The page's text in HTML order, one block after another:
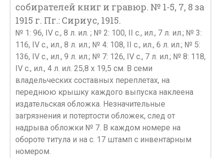
собирателей книг и гравюр. № 1-5, 7, 8 за
1915 г. Пг.: Сириус, 1915.
№ 1: 96, IV c., 8 л. ил. ; № 2: 100, II с., ил., 7 л. ил.; № 3:
116, IV с., ил., 8 л. ил.; № 4: 108, II с., ил., 6 л. ил.; № 5:
136, IV с., ил., 9 л. ил.; № 7: 126, IV с., 7 л. ил.; № 8: 118,
IV с., ил., 4 л. ил. 25,8 х 19,5 см. В семи
владельческих составных переплетах, на
переднюю крышку каждого выпуска наклеена
издательская обложка. Незначительные
загрязнения и потертости обложек, след от
надрыва обложки № 7. В каждом номере на
обороте титула и на с. 17 штамп с инвентарным
номером.